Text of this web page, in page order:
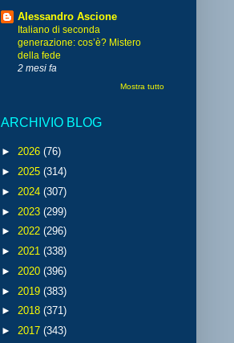
Alessandro Ascione
Italiano di seconda
generazione: cos’è? Mistero
della fede
2 mesi fa
Mostra tutto
ARCHIVIO BLOG
► 2026 (76)
► 2025 (314)
► 2024 (307)
► 2023 (299)
► 2022 (296)
► 2021 (338)
► 2020 (396)
► 2019 (383)
► 2018 (371)
► 2017 (343)